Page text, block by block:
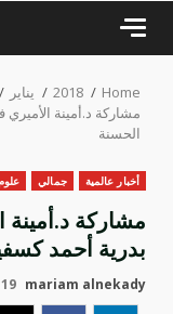
Home
2018 يناير
مشاركة د.أمينة
الحسنة
أخبار عالمية جمالي
مشاركة د.أمينة
بدرية أحمد
mariam alnekady 19 يناير، 2018